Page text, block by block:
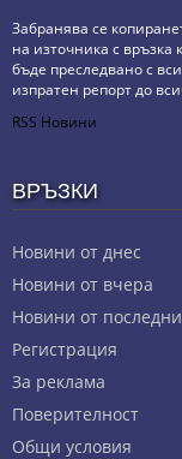
Забранява се
на източника с
бъде преследвано с
изпратен репорт до
RSS Новини
ВРЪЗКИ
Новини от днес
Новини от вчера
Новини от
Регистрация
За реклама
Πoвepитeлнocт
Общи условия